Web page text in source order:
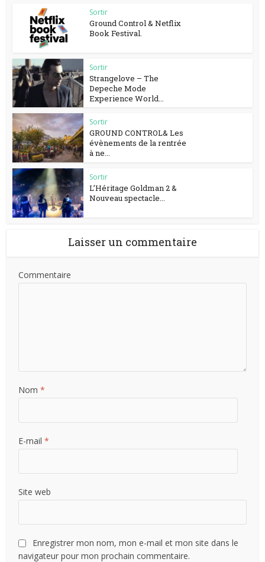
Sortir
Ground Control & Netflix
Book Festival.
Sortir
Strangelove – The
Depeche Mode
Experience World...
Sortir
GROUND CONTROL& Les
évènements de la rentrée
à ne...
Sortir
L’Héritage Goldman 2 &
Nouveau spectacle...
Laisser un commentaire
Commentaire
Nom*
E-mail*
Site web
Enregistrer mon nom, mon e-mail et mon site dans le
navigateur pour mon prochain commentaire.